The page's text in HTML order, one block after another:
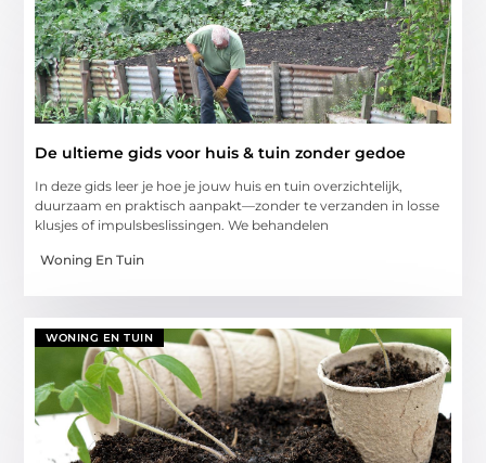
De ultieme gids voor huis & tuin zonder gedoe
In deze gids leer je hoe je jouw huis en tuin overzichtelijk,
duurzaam en praktisch aanpakt—zonder te verzanden in losse
klusjes of impulsbeslissingen. We behandelen
Woning En Tuin
WONING EN TUIN